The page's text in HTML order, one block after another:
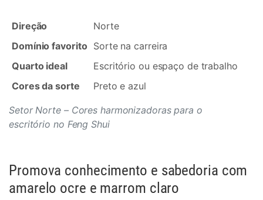
Setor Norte – Cores harmonizadoras para o
escritório no Feng Shui
Direção
Norte
Domínio favorito Sorte na carreira
Quarto ideal
Escritório ou espaço de trabalho
Cores da sorte
Preto e azul
Promova conhecimento e sabedoria com
amarelo ocre e marrom claro